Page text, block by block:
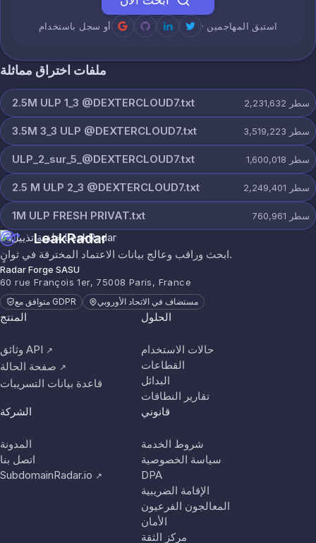
أو سجل باستخدام · استبق المهاجمين
ملفات اختراق مماثلة
2.5M ULP 1_3 @DEXTERCLOUD7.txt 2,231,632 سطر
3.5M 3_3 ULP @DEXTERCLOUD7.txt 3,519,223 سطر
ULP_2_sur_5_@DEXTERCLOUD7.txt 1,600,018 سطر
2.5 M ULP 2_3 @DEXTERCLOUD7.txt 2,249,401 سطر
1M ULP FRESH PRIVAT.txt 760,961 سطر
LeakRadar
ابحث وراقب وعالج بيانات الاعتماد المخترقة في ثوانٍ.
Radar Forge SASU
60 rue François 1er, 75008 Paris, France
متوافق مع GDPR مستضاف في الاتحاد الأوروبي
المنتج
وثائق API ↗
صفحة الحالة ↗
قاعدة بيانات التسريبات
الحلول
حالات الاستخدام
القطاعات
البدائل
تقارير النطاقات
الشركة
المدونة
اتصل بنا
SubdomainRadar.io ↗
قانوني
شروط الخدمة
سياسة الخصوصية
DPA
الإقامة الضريبية
المعالجون الفرعيون
الأمان
مركز الثقة